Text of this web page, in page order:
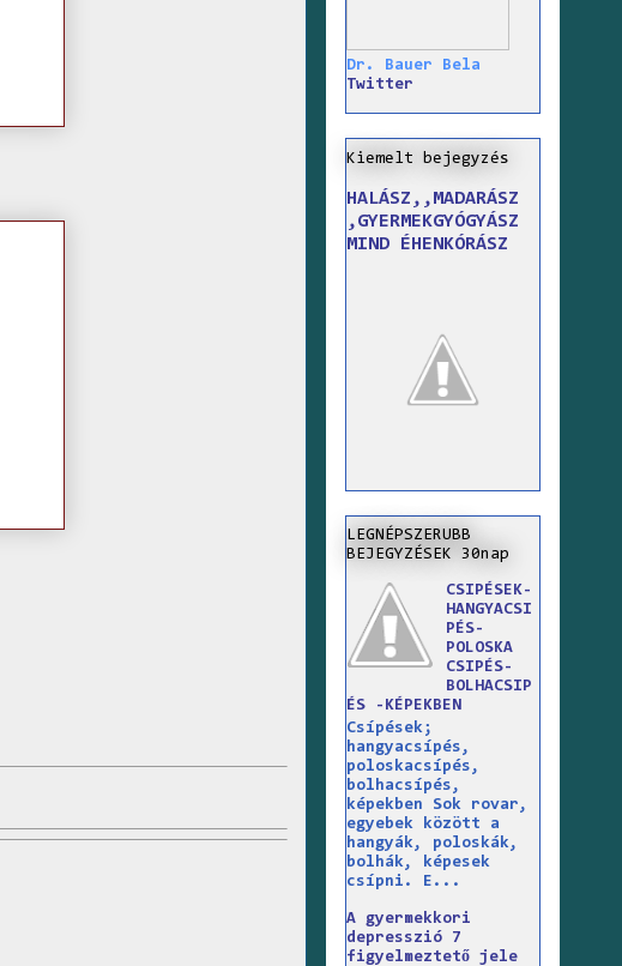
Dr. Bauer Bela
Twitter
Kiemelt bejegyzés
HALÁSZ,,MADARÁSZ
,GYERMEKGYÓGYÁSZ
MIND ÉHENKÓRÁSZ
LEGNÉPSZERUBB
BEJEGYZÉSEK 30nap
CSIPÉSEK-
HANGYACSI
PÉS-
POLOSKA
CSIPÉS-
BOLHACSIP
ÉS -KÉPEKBEN
Csípések;
hangyacsípés,
poloskacsípés,
bolhacsípés,
képekben Sok rovar,
egyebek között a
hangyák, poloskák,
bolhák, képesek
csípni. E...
A gyermekkori
depresszió 7
figyelmeztető jele